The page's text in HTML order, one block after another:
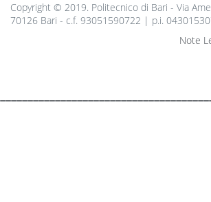
Copyright © 2019. Politecnico di Bari - Via
70126 Bari - c.f. 93051590722 | p.i.
Note